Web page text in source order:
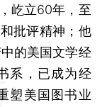
屹立60年，至
批评精神；他
的美国文学经
系，已成为经
塑美国图书业